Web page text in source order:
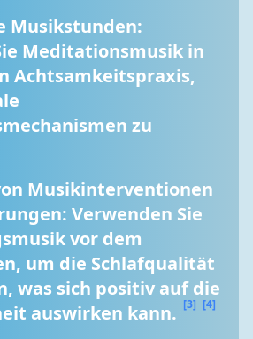
Musikstunden:
Meditationsmusik in
Achtsamkeitspraxis,
zu
Musikinterventionen
Verwenden Sie
vor dem
um die Schlafqualität
was sich positiv auf die
auswirken kann. [3] [4]